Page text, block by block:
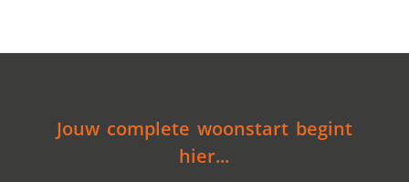
Jouw complete woonstart begint
hier...